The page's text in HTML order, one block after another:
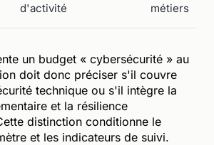
d'activité
métiers
un budget « cybersécurité » au
doit donc préciser s'il couvre
technique ou s'il intègre la
et la résilience
distinction conditionne le
et les indicateurs de suivi.